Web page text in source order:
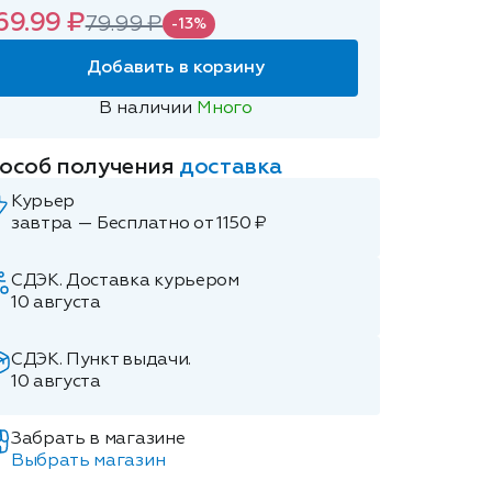
₽79.99 ₽ -13%
Добавить в корзину
В наличии Много
получения доставка
Курьер
завтра — Бесплатно от 1150 ₽
СДЭК. Доставка курьером
10 августа
СДЭК. Пункт выдачи.
10 августа
Забрать в магазине
Выбрать магазин